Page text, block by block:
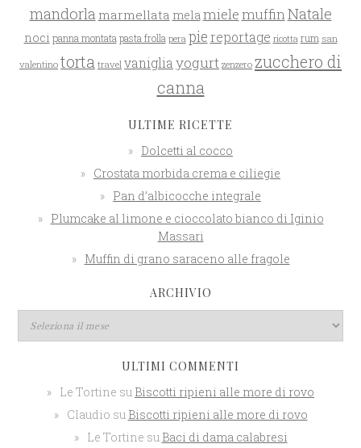
mandorla marmellata melamielemuffin Natale
noci panna montata pasta frolla pera pie reportage ricotta rum san
valentino torta travel vaniglia yogurt zenzero zucchero di
canna
ULTIME RICETTE
Dolcetti al cocco
Crostata morbida crema e ciliegie
Pan d’albicocche integrale
Plumcake al limone e cioccolato bianco di Iginio
Massari
Muffin di grano saraceno alle fragole
ARCHIVIO
ULTIMI COMMENTI
Le Tortine su Biscotti ripieni alle more di rovo
Claudio su Biscotti ripieni alle more di rovo
Le Tortine su Baci di dama calabresi